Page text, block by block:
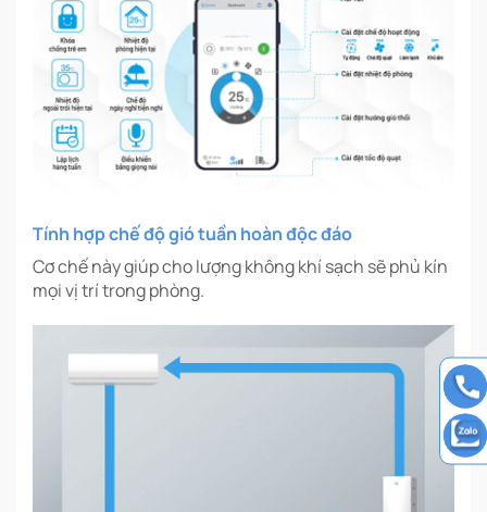
Tính hợp chế độ gió tuần hoàn độc đáo
Cơ chế này giúp cho lượng không khí sạch sẽ phủ kín
mọi vị trí trong phòng.